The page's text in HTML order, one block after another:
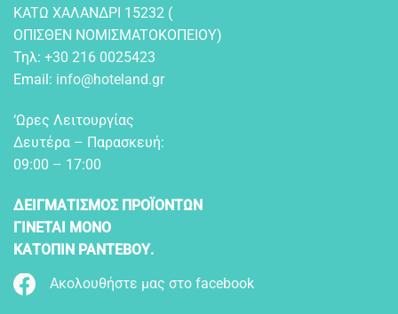
KATΩ XAΛANΔPI 15232 (
OΠIΣΘEN NOMIΣMATOKOΠEIOY)
Τηλ: +30 216 0025423
Email: info@hoteland.gr
‘Ωρες Λειτουργίας
Δευτέρα – Παρασκευή:
09:00 – 17:00
ΔΕΙΓΜΑΤΙΣΜΟΣ ΠΡΟΪΟΝΤΩΝ
ΓΙΝΕΤΑΙ ΜΟΝΟ
ΚΑΤΟΠΙΝ ΡΑΝΤΕΒΟΥ.
Ακολουθήστε μας στο facebook